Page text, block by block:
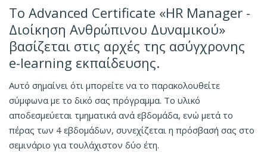
Το Advanced Certificate «HR Manager -
Διοίκηση Ανθρώπινου Δυναμικού»
βασίζεται στις αρχές της ασύγχρονης
e-learning εκπαίδευσης.
Αυτό σημαίνει ότι μπορείτε να το παρακολουθείτε
σύμφωνα με το δικό σας πρόγραμμα. Το υλικό
αποδεσμεύεται τμηματικά ανά εβδομάδα, ενώ μετά το
πέρας των 4 εβδομάδων, συνεχίζεται η πρόσβασή σας στο
σεμινάριο για τουλάχιστον δύο έτη.